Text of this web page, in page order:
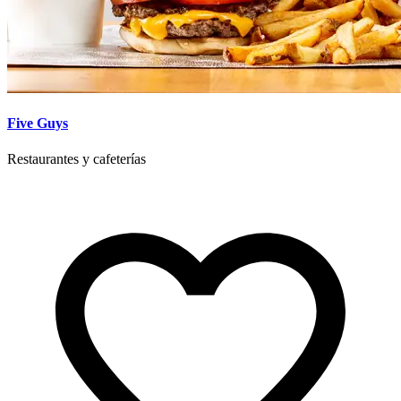
Five Guys
Restaurantes y cafeterías